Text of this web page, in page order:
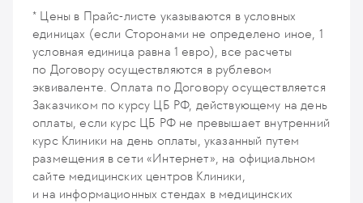
K017
* Цены в Прайс-листе указываются в условных
единицах (если Сторонами не определено иное, 1
условная единица равна 1 евро), все расчеты
по Договору осуществляются в рублевом
эквиваленте. Оплата по Договору осуществляется
Заказчиком по курсу ЦБ РФ, действующему на день
оплаты, если курс ЦБ РФ не превышает внутренний
курс Клиники на день оплаты, указанный путем
размещения в сети «Интернет», на официальном
сайте медицинских центров Клиники,
и на информационных стендах в медицинских